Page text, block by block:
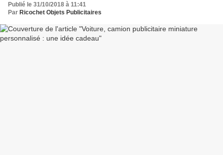
Publié le 31/10/2018 à 11:41
Par Ricochet Objets Publicitaires